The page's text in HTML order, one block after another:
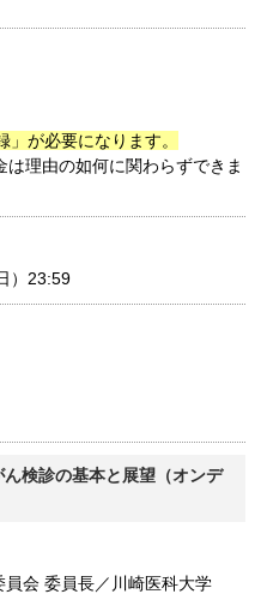
」が必要になります。
は理由の如何に関わらずできま
）23:59
検診の基本と展望（オンデ
員会 委員長／川崎医科大学